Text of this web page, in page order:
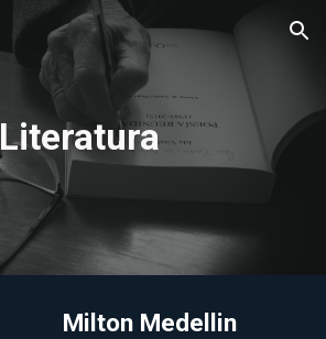
Skip to navigation
Literatura
Milton Medellin